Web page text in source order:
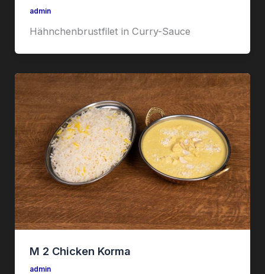
admin
Hähnchenbrustfilet in Curry-Sauce
M 2 Chicken Korma
admin